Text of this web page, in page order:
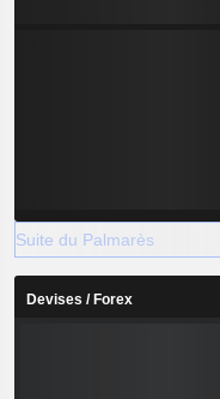
Suite du Palmarès
Devises / Forex